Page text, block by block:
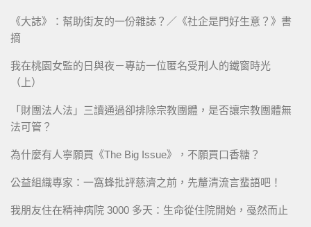
《大誌》：幫助街友的一份雜誌？／《社企是門好生意？》書
摘
我在桃園女監的日與夜－專訪一位匿名受刑人的鐵窗時光
（上）
「財團法人法」三讀通過卻排除宗教團體，是否讓宗教團體無
法可管？
為什麼有人寧願買《The Big Issue》，不願買口香糖？
公益組織專家：一窩蜂批評慈濟之前，先釐清流言蜚語吧！
我朋友住在精神病院 3000 多天：生命從住院開始，戞然而止